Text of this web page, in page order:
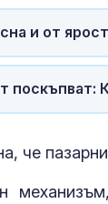
и от
че